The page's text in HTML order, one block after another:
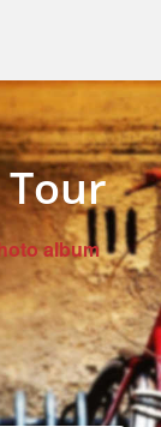
Tour
album